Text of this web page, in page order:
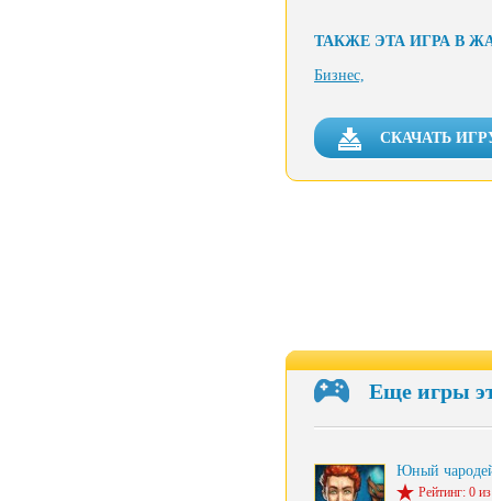
ТАКЖЕ ЭТА ИГРА В
Бизнес,
СКАЧАТЬ
Еще игры
Юный
Рейтинг: 0